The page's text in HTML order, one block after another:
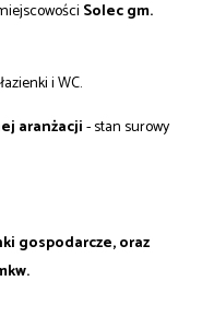
Solec gm.
i WC.
aranżacji- stan surowy
gospodarcze, oraz